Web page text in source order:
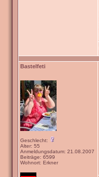
Bastelfeti
Geschlecht:
Alter: 55
Anmeldungsdatum: 21.08.2007
Beiträge: 6599
Wohnort: Erkner